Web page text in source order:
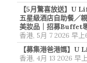
【5月驚喜放送】U
五星級酒店自助餐／
美妝品｜招募Buffet
香港, 5月 7 2026 早
【募集港爸港媽】
香港, 4月 13 2026 早